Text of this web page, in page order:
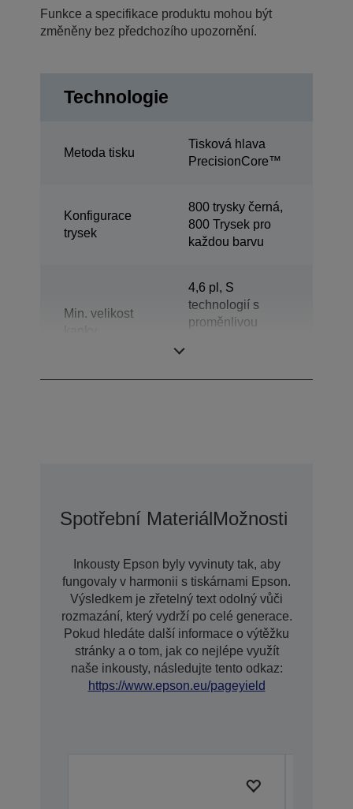
Funkce a specifikace produktu mohou být
změněny bez předchozího upozornění.
Technologie
Metoda tisku
Tisková hlava
PrecisionCore™
Konfigurace
trysek
800 trysky černá,
800 Trysek pro
každou barvu
Min. velikost
4,6 pl, S
technologií s
proměnlivou
Spotřební MateriálMožnosti
Inkousty Epson byly vyvinuty tak, aby
fungovaly v harmonii s tiskárnami Epson.
Výsledkem je zřetelný text odolný vůči
rozmazání, který vydrží po celé generace.
Pokud hledáte další informace o výtěžku
stránky a o tom, jak co nejlépe využít
naše inkousty, následujte tento odkaz:
https://www.epson.eu/pageyield